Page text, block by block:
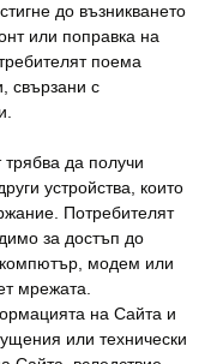
до възникването
или поправка на
поема
свързани с
да получи
устройства, които
Потребителят
за достъп до
модем или
мрежата.
на Сайта и
или технически